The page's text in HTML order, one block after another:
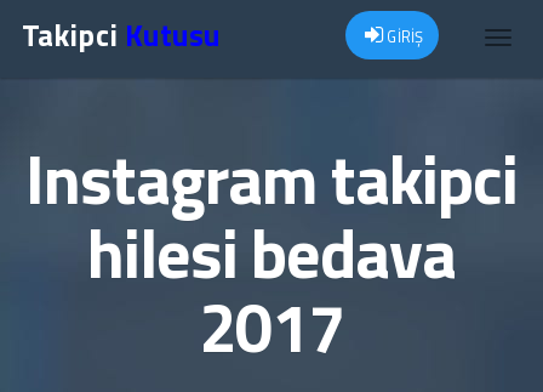
Takipci Kutusu GİRİŞ
Instagram takipci
hilesi bedava
2017